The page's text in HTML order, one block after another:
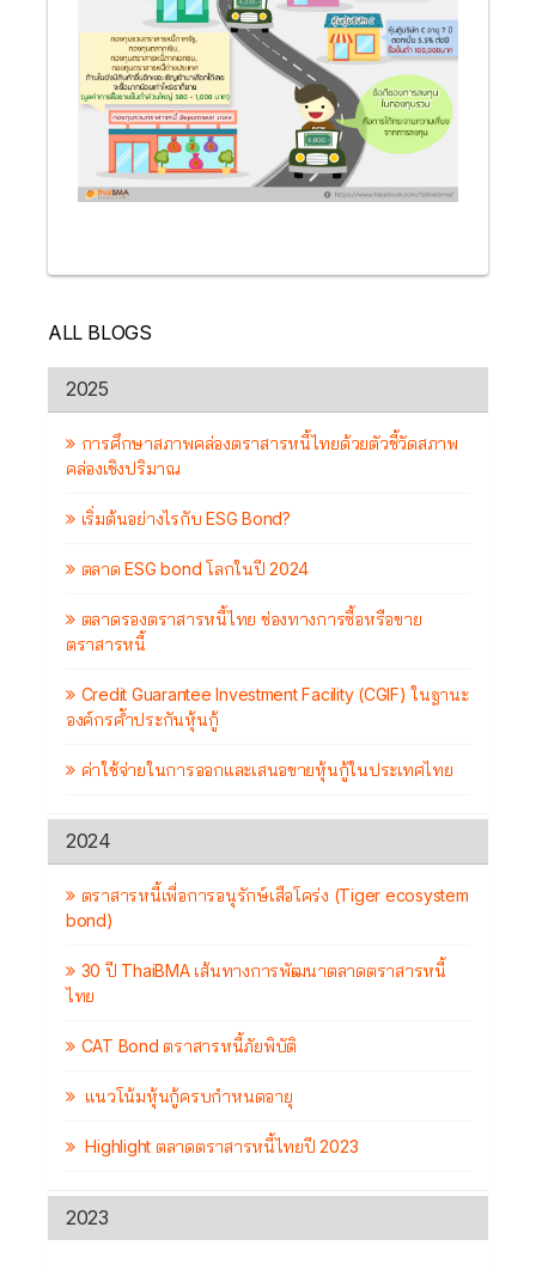
ALL BLOGS
2025
การศึกษาสภาพคล่องตราสารหนี้ไทยด้วยตัวชี้วัดสภาพ
คล่องเชิงปริมาณ
เริ่มต้นอย่างไรกับ ESG Bond?
ตลาด ESG bond โลกในปี 2024
ตลาดรองตราสารหนี้ไทย ช่องทางการซื้อหรือขาย
ตราสารหนี้
Credit Guarantee Investment Facility (CGIF) ในฐานะ
องค์กรค้ำประกันหุ้นกู้
ค่าใช้จ่ายในการออกและเสนอขายหุ้นกู้ในประเทศไทย
2024
ตราสารหนี้เพื่อการอนุรักษ์เสือโคร่ง (Tiger ecosystem
bond)
30 ปี ThaiBMA เส้นทางการพัฒนาตลาดตราสารหนี้
ไทย
CAT Bond ตราสารหนี้ภัยพิบัติ
แนวโน้มหุ้นกู้ครบกำหนดอายุ
Highlight ตลาดตราสารหนี้ไทยปี 2023
2023